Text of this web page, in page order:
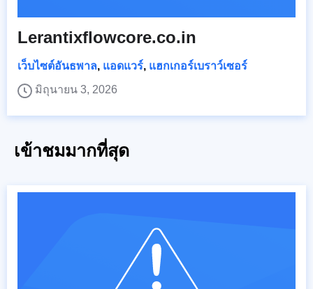
Lerantixflowcore.co.in
เว็บไซต์อันธพาล, แอดแวร์, แฮกเกอร์เบราว์เซอร์
มิถุนายน 3, 2026
เข้าชมมากที่สุด